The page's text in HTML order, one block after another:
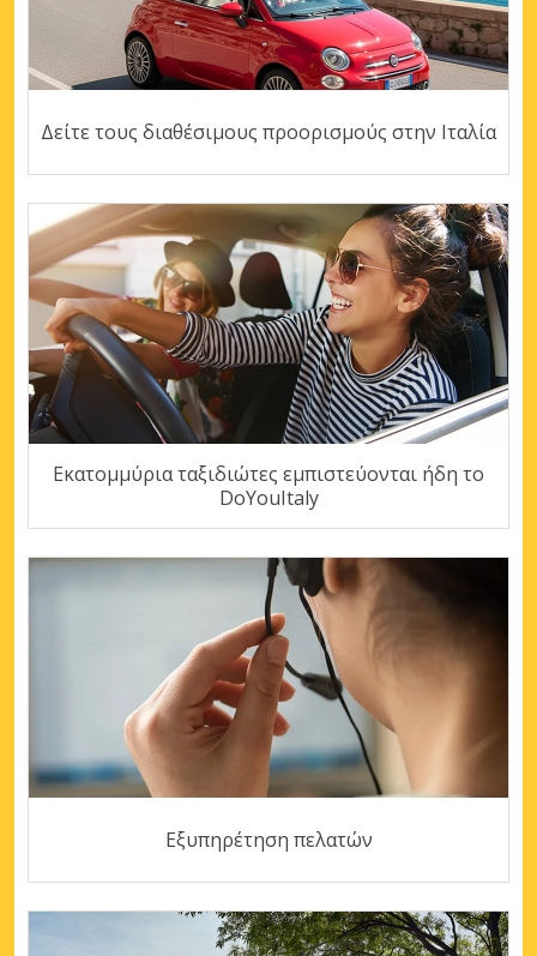
Δείτε τους διαθέσιμους προορισμούς στην Ιταλία
Εκατομμύρια ταξιδιώτες εμπιστεύονται ήδη το
DoYouItaly
Εξυπηρέτηση πελατών